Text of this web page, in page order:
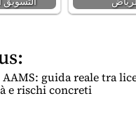
guida reale tra
e rischi concreti